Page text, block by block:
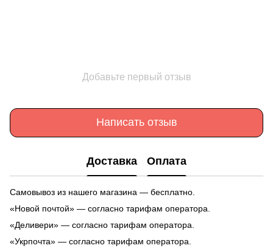
Добавьте первый отзыв
Написать отзыв
Доставка Оплата
Самовывоз из нашего магазина — бесплатно.
«Новой почтой» — согласно тарифам оператора.
«Деливери» — согласно тарифам оператора.
«Укрпочта» — согласно тарифам оператора.